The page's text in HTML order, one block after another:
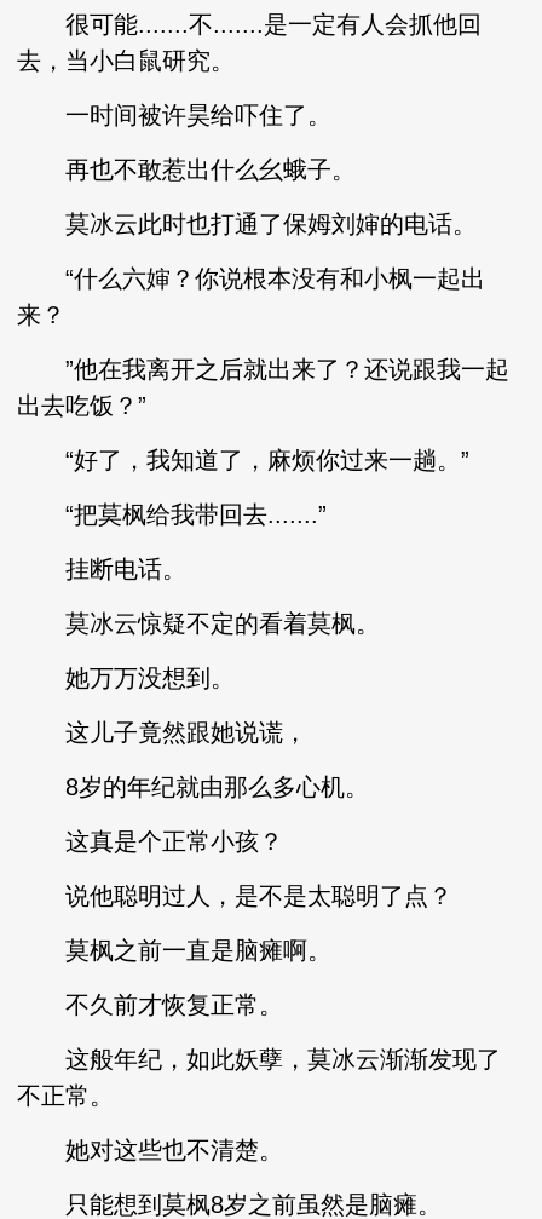
很可能.......不.......是一定有人会抓他回
去，当小白鼠研究。
一时间被许昊给吓住了。
再也不敢惹出什么幺蛾子。
莫冰云此时也打通了保姆刘婶的电话。
“什么六婶？你说根本没有和小枫一起出
来？
”他在我离开之后就出来了？还说跟我一起
出去吃饭？”
“好了，我知道了，麻烦你过来一趟。”
“把莫枫给我带回去.......”
挂断电话。
莫冰云惊疑不定的看着莫枫。
她万万没想到。
这儿子竟然跟她说谎，
8岁的年纪就由那么多心机。
这真是个正常小孩？
说他聪明过人，是不是太聪明了点？
莫枫之前一直是脑瘫啊。
不久前才恢复正常。
这般年纪，如此妖孽，莫冰云渐渐发现了
不正常。
她对这些也不清楚。
只能想到莫枫8岁之前虽然是脑瘫。